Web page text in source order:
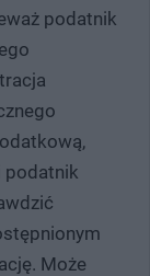
podatnik
podatnik
Może